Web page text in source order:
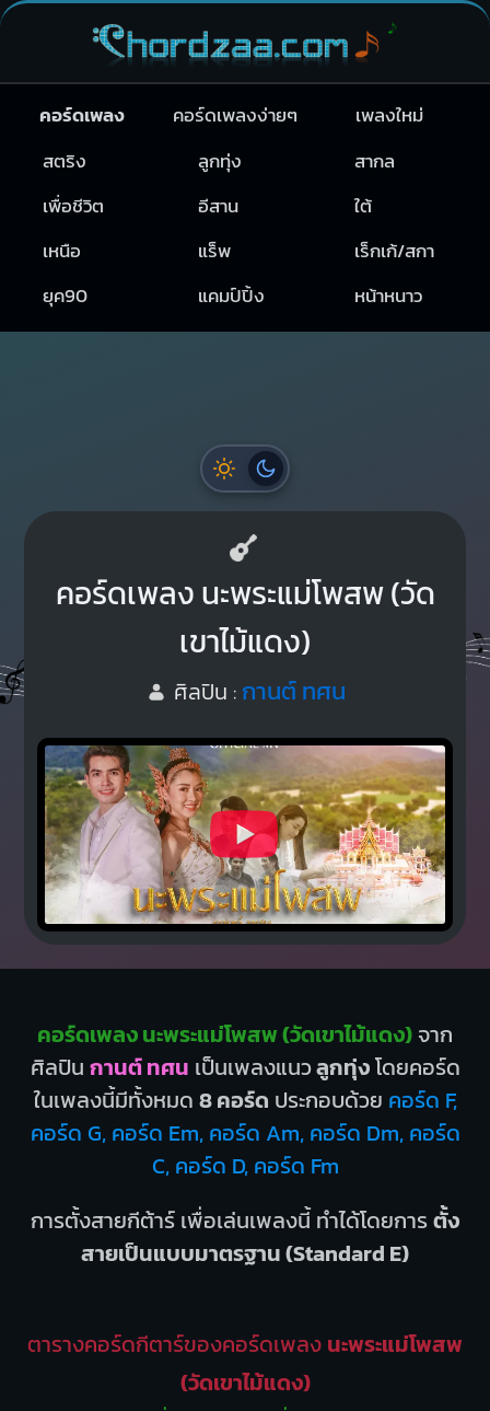
คอร์ดเพลง คอร์ดเพลงง่ายๆ
เพลงใหม่
สตริง
ลูกทุ่ง
สากล
เพื่อชีวิต
อีสาน
ใต้
เหนือ
แร็พ
เร็กเก้/สกา
ยุค90
แคมป์ปิ้ง หน้าหนาว
คอร์ดเพลง นะพระแม่โพสพ (วัด
เขาไม้แดง)
ศิลปิน : กานต์ ทศน
คอร์ดเพลง นะพระแม่โพสพ (วัดเขาไม้แดง) จาก
ศิลปิน กานต์ ทศน เป็นเพลงแนวลูกทุ่งโดยคอร์ด
ในเพลงนี้มีทั้งหมด 8 คอร์ด ประกอบด้วย คอร์ด F,
คอร์ด G, คอร์ด Em, คอร์ด Am, คอร์ด Dm, คอร์ด
C, คอร์ด D, คอร์ด Fm
การตั้งสายกีต้าร์ เพื่อเล่นเพลงนี้ ทำได้โดยการตั้ง
สายเป็นแบบมาตรฐาน (Standard E)
ตารางคอร์ดกีตาร์ของคอร์ดเพลง นะพระแม่โพสพ
(วัดเขาไม้แดง)